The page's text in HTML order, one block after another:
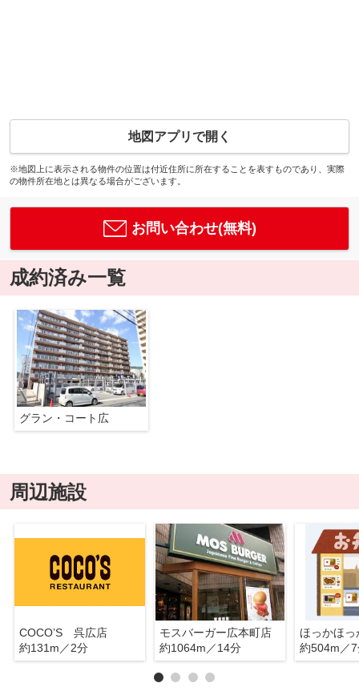
地図アプリで開く
※地図上に表示される物件の位置は付近住所に所在することを表すものであり、実際
の物件所在地とは異なる場合がございます。
お問い合わせ(無料)
成約済み一覧
グラン・コート広
周辺施設
COCO’S 呉広店
約131m／2分
モスバーガー広本町店
約1064m／14分
約504m／